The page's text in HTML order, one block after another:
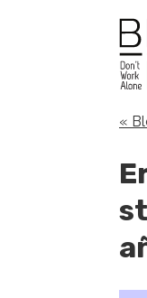
«